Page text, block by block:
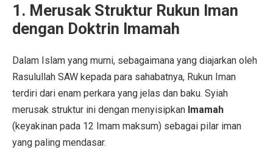
1. Merusak Struktur Rukun Iman
dengan Doktrin Imamah
Dalam Islam yang murni, sebagaimana yang diajarkan oleh
Rasulullah SAW kepada para sahabatnya, Rukun Iman
terdiri dari enam perkara yang jelas dan baku. Syiah
merusak struktur ini dengan menyisipkan Imamah
(keyakinan pada 12 Imam maksum) sebagai pilar iman
yang paling mendasar.